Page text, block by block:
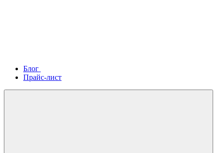
Блог
Прайс-лист